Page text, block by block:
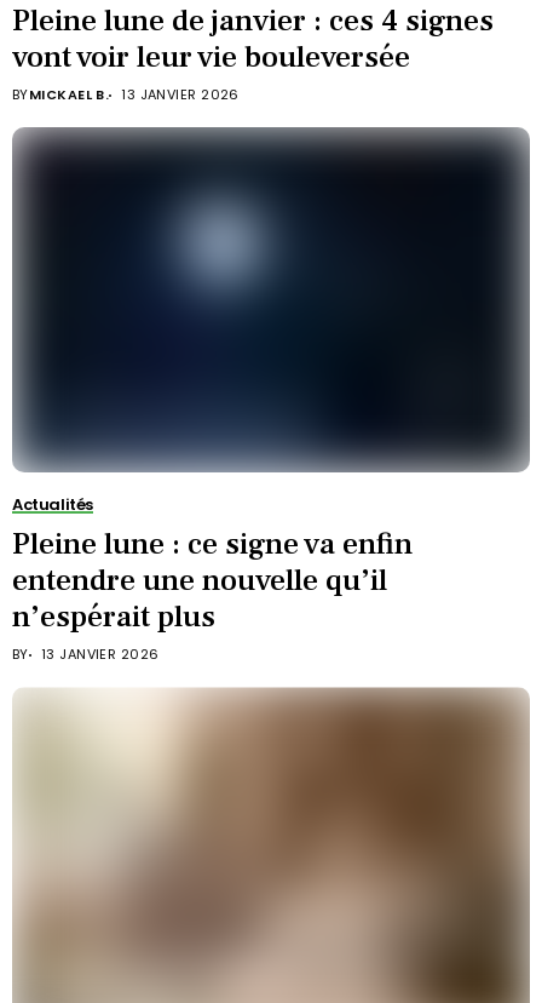
Pleine lune de janvier : ces 4 signes
vont voir leur vie bouleversée
BYMICKAEL B. 13 JANVIER 2026
Actualités
Pleine lune : ce signe va enfin
entendre une nouvelle qu’il
n’espérait plus
BY 13 JANVIER 2026